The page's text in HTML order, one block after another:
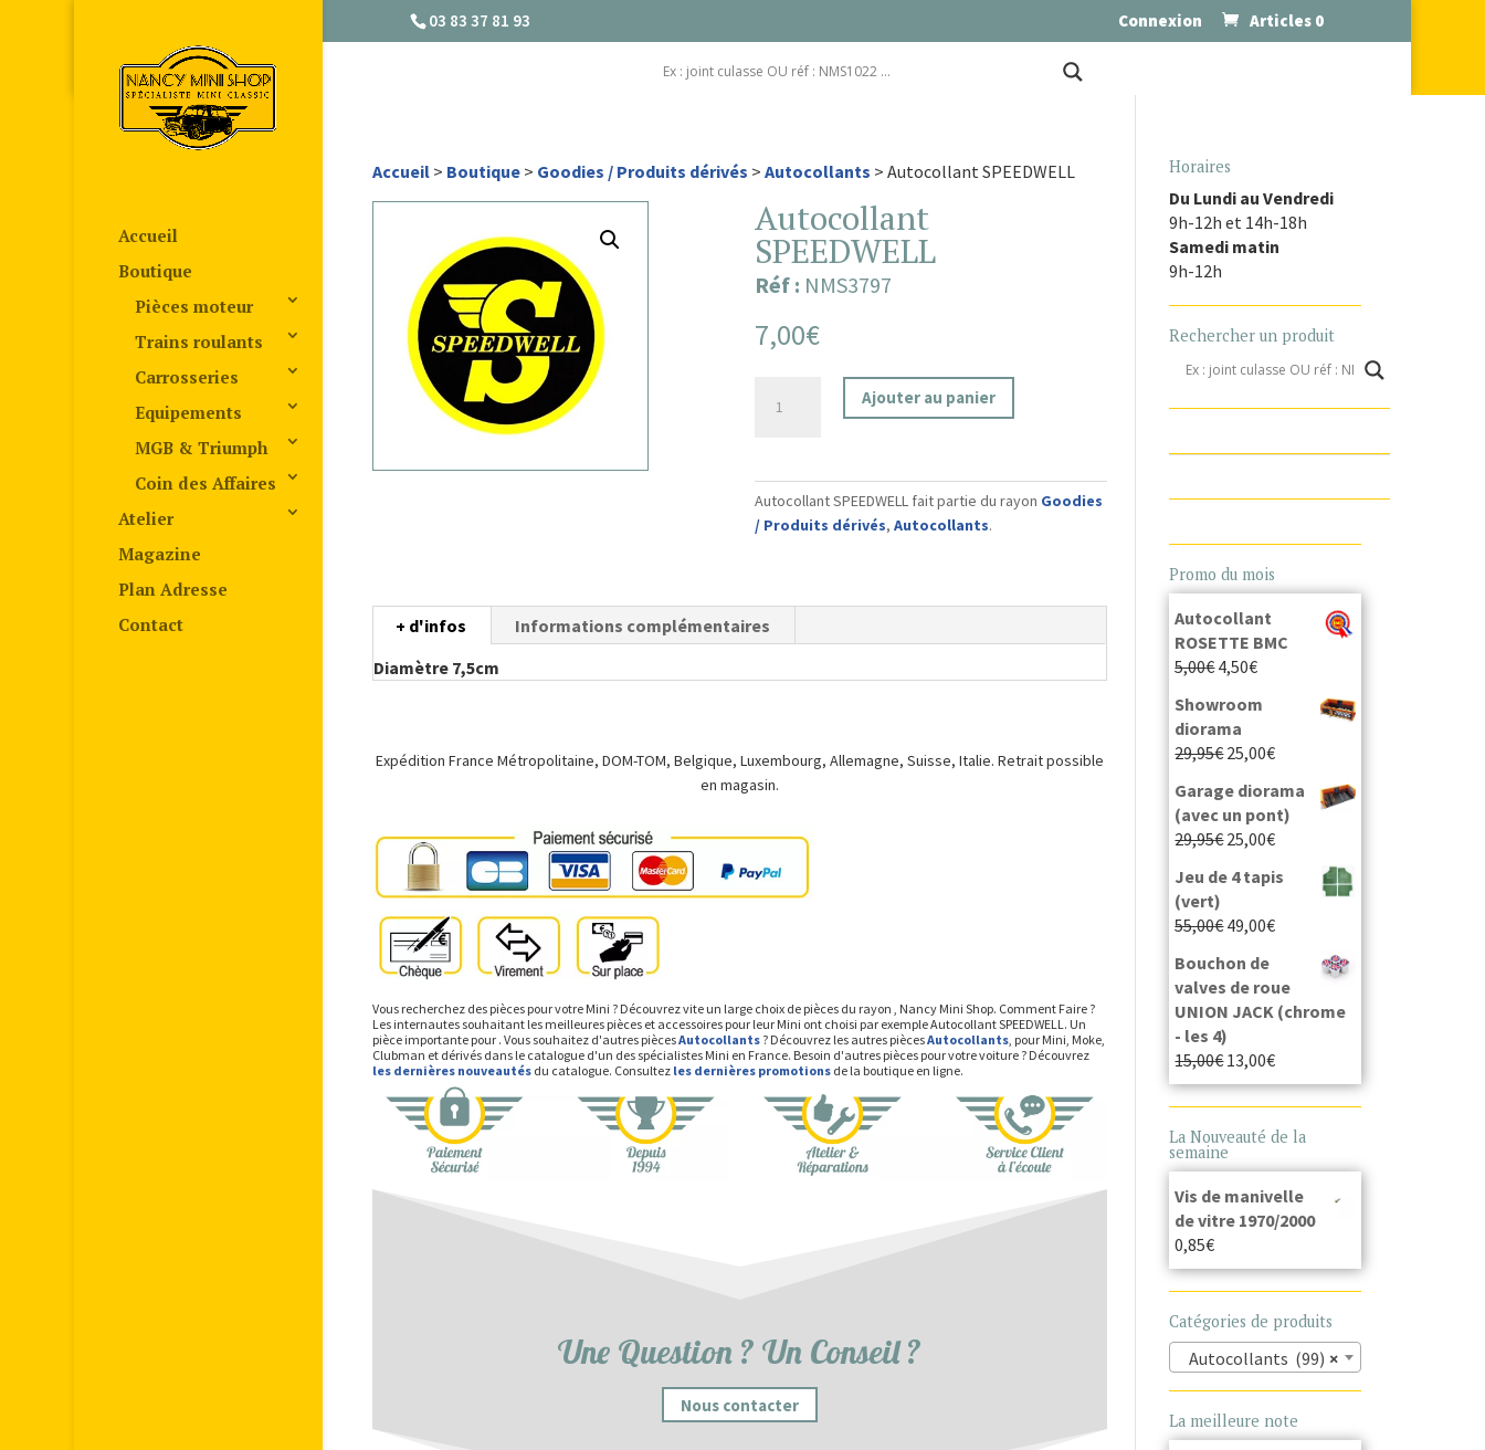
03 83 37 81 93 Connexion Articles 0
Accueil
Boutique
Pièces moteur
Trains roulants
Carrosseries
Equipements
MGB & Triumph
Coin des Affaires
Atelier
Magazine
Plan Adresse
Contact
Accueil> Boutique> Goodies / Produits dérivés > Autocollants > Autocollant SPEEDWELL
Autocollant
SPEEDWELL
Réf : NMS3797
7,00€
Ajouter au panier
Autocollant SPEEDWELL fait partie du rayon Goodies
/ Produits dérivés, Autocollants.
+ d'infos
Informations complémentaires
Diamètre 7,5cm
Expédition France Métropolitaine, DOM-TOM, Belgique, Luxembourg, Allemagne, Suisse, Italie. Retrait possible
en magasin.
Vous recherchez des pièces pour votre Mini ? Découvrez vite un large choix de pièces du rayon , Nancy Mini Shop. Comment Faire ?
Les internautes souhaitant les meilleures pièces et accessoires pour leur Mini ont choisi par exemple Autocollant SPEEDWELL. Un
pièce importante pour . Vous souhaitez d'autres piècesAutocollants? Découvrez les autres piècesAutocollants, pour Mini, Moke,
Clubman et dérivés dans le catalogue d'un des spécialistes Mini en France. Besoin d'autres pièces pour votre voiture ? Découvrez
les dernières nouveautésdu catalogue. Consultez les dernières promotionsde la boutique en ligne.
Une Question ? Un Conseil ?
Nous contacter
Horaires
Du Lundi au Vendredi
9h-12h et 14h-18h
Samedi matin
9h-12h
Rechercher un produit
Promo du mois
Autocollant
ROSETTE BMC
5,00€4,50€
Showroom
diorama
29,95€25,00€
Garage diorama
(avec un pont)
29,95€25,00€
Jeu de 4 tapis
(vert)
55,00€49,00€
Bouchon de
valves de roue
UNION JACK (chrome
- les 4)
15,00€13,00€
La Nouveauté de la
semaine
Vis de manivelle
de vitre 1970/2000
0,85€
Catégories de produits
×
Autocollants (99)
La meilleure note